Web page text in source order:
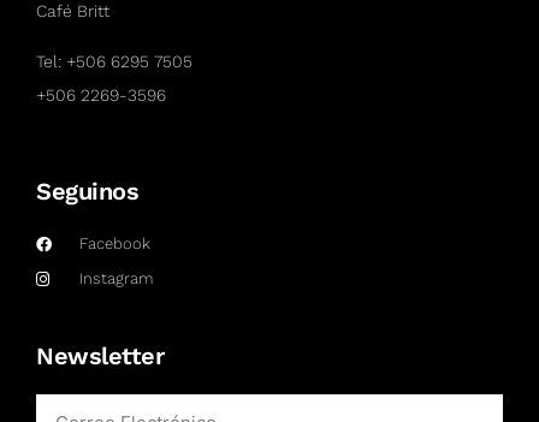
Café Britt
Tel: +506 6295 7505
+506 2269-3596
Seguinos
Facebook
Instagram
Newsletter